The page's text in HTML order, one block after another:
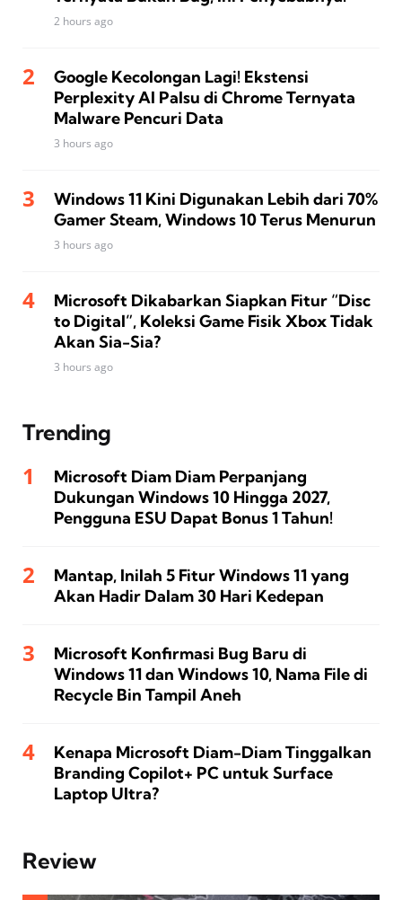
2 hours ago
Google Kecolongan Lagi! Ekstensi
Perplexity AI Palsu di Chrome Ternyata
Malware Pencuri Data
3 hours ago
Windows 11 Kini Digunakan Lebih dari 70%
Gamer Steam, Windows 10 Terus Menurun
3 hours ago
Microsoft Dikabarkan Siapkan Fitur “Disc
to Digital”, Koleksi Game Fisik Xbox Tidak
Akan Sia-Sia?
3 hours ago
Trending
Microsoft Diam Diam Perpanjang
Dukungan Windows 10 Hingga 2027,
Pengguna ESU Dapat Bonus 1 Tahun!
Mantap, Inilah 5 Fitur Windows 11 yang
Akan Hadir Dalam 30 Hari Kedepan
Microsoft Konfirmasi Bug Baru di
Windows 11 dan Windows 10, Nama File di
Recycle Bin Tampil Aneh
Kenapa Microsoft Diam-Diam Tinggalkan
Branding Copilot+ PC untuk Surface
Laptop Ultra?
Review